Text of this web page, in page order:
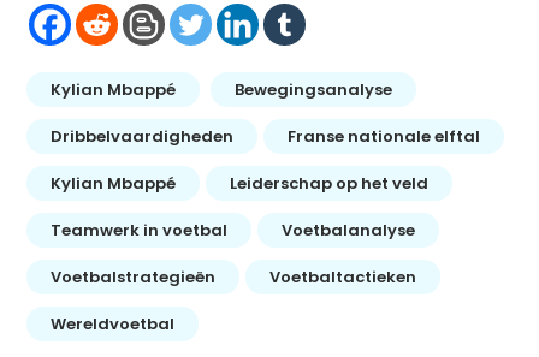
Kylian Mbappé Bewegingsanalyse
Dribbelvaardigheden Franse nationale elftal
Kylian Mbappé Leiderschap op het veld
Teamwerk in voetbal Voetbalanalyse
Voetbalstrategieën Voetbaltactieken
Wereldvoetbal